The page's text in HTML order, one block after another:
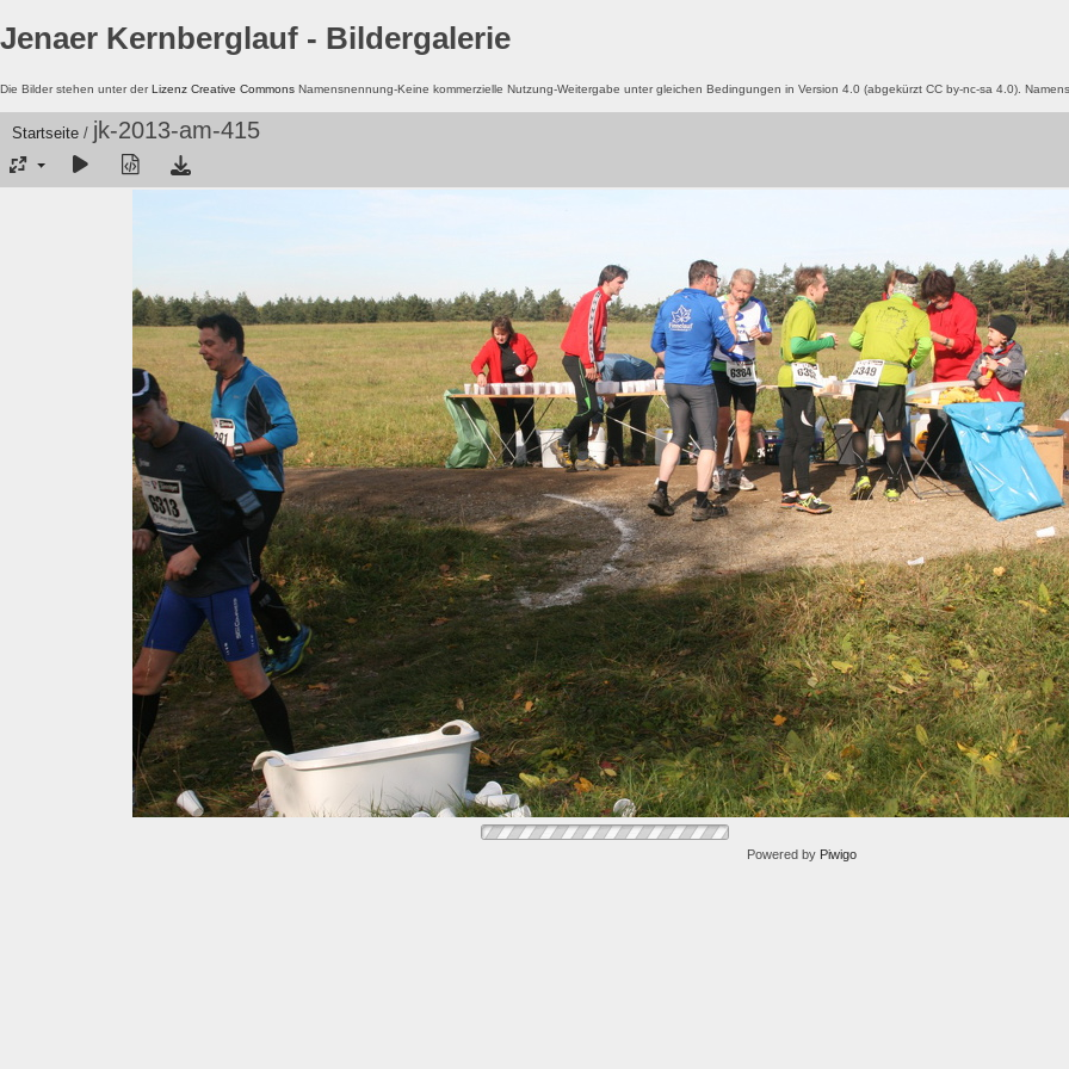
Jenaer Kernberglauf - Bildergalerie
Die Bilder stehen unter derLizenz Creative Commons Namensnennung-Keine kommerzielle Nutzung-Weitergabe unter gleichen Bedingungen in Version 4.0 (abgekürzt CC by-nc-sa 4.0).
Startseite / jk-2013-am-415
Powered by Piwigo